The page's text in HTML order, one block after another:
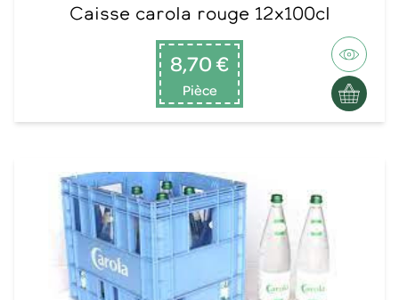
Caisse carola rouge 12x100cl
8,70 €
Pièce